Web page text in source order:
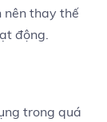
nên thay thế
động.
trong quá